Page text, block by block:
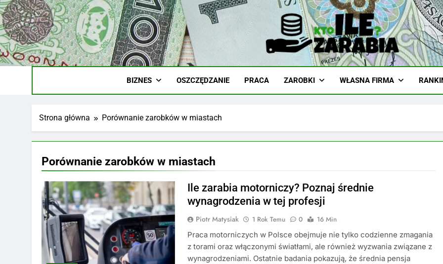
Skip
to
content
Ile-Zarabia.edu.pl
Zarobki Gwiazd, Ciekawostki I Biznes
BIZNES OSZCZĘDZANIE PRACA ZAROBKI WŁASNA FIRMA
Strona główna Porównanie zarobków w miastach
Porównanie zarobków w miastach
Ile zarabia motorniczy? Poznaj średnie
wynagrodzenia w tej profesji
Piotr Matysiak 1 Rok Temu 0
16 Min
Praca motorniczych w Polsce obejmuje nie tylko codzienne zmagania
z torami oraz włączonymi światłami, ale również wyzwania związane z
wynagrodzeniami. Ostatnie badania pokazują, że średnia pensja